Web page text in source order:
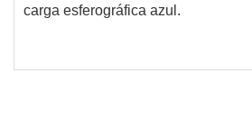
carga esferográfica azul.